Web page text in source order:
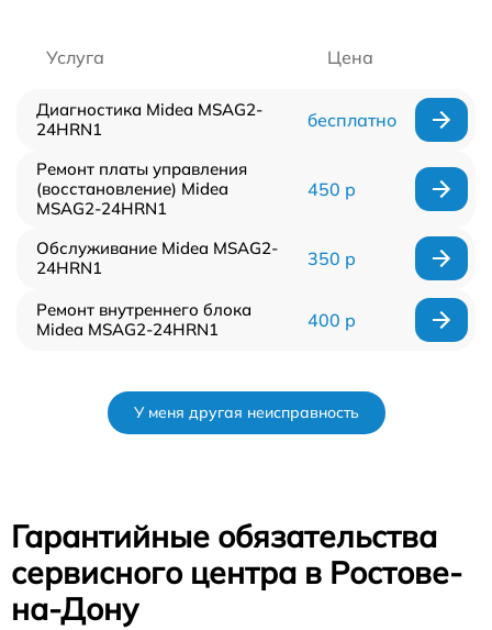
Услуга Цена
Диагностика Midea MSAG2-
24HRN1
бесплатно
Ремонт платы управления
(восстановление) Midea
MSAG2-24HRN1
450 р
Обслуживание Midea MSAG2-
24HRN1
350 р
Ремонт внутреннего блока
Midea MSAG2-24HRN1
400 р
У меня другая неисправность
Гарантийные обязательства
сервисного центра в Ростове-
на-Дону